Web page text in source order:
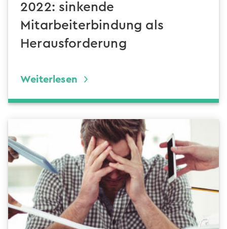
2022: sinkende
Mitarbeiterbindung als
Herausforderung
Weiterlesen